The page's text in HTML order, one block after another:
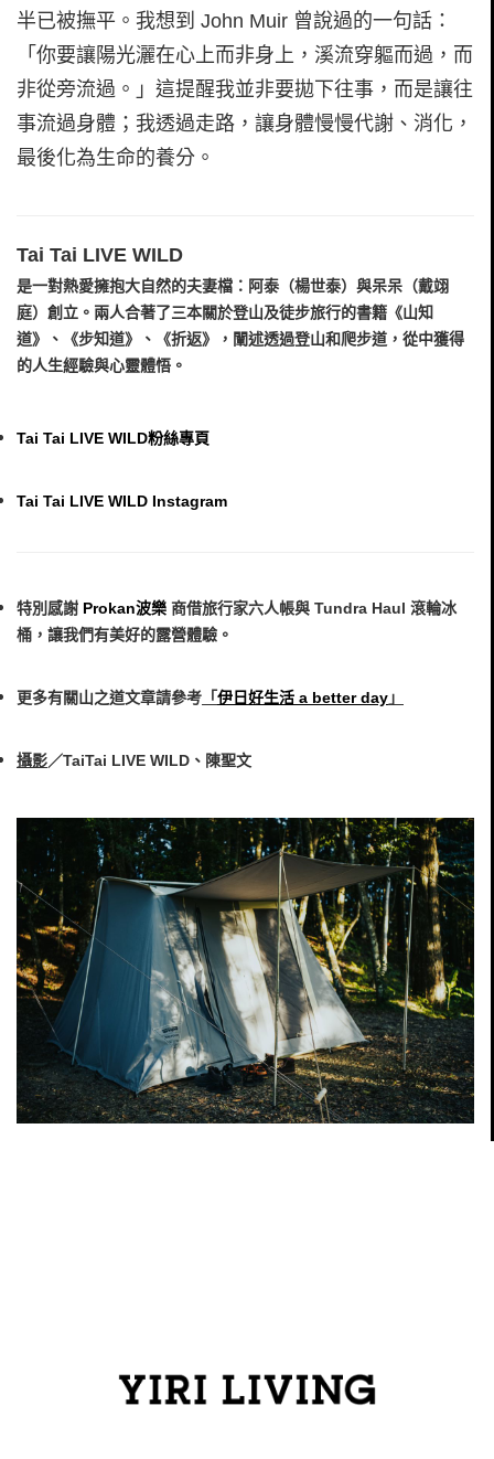
半已被撫平。我想到 John Muir 曾說過的一句話：
「你要讓陽光灑在心上而非身上，溪流穿軀而過，而
非從旁流過。」這提醒我並非要拋下往事，而是讓往
事流過身體；我透過走路，讓身體慢慢代謝、消化，
最後化為生命的養分。
Tai Tai LIVE WILD
是一對熱愛擁抱大自然的夫妻檔：阿泰（楊世泰）與呆呆（戴翊
庭）創立。兩人合著了三本關於登山及徒步旅行的書籍《山知
道》、《步知道》、《折返》，闡述透過登山和爬步道，從中獲得
的人生經驗與心靈體悟。
Tai Tai LIVE WILD粉絲專頁
Tai Tai LIVE WILD Instagram
特別感謝 Prokan波樂 商借旅行家六人帳與 Tundra Haul 滾輪冰
桶，讓我們有美好的露營體驗。
更多有關山之道文章請參考 「伊日好生活 a better day」
攝影／TaiTai LIVE WILD、陳聖文